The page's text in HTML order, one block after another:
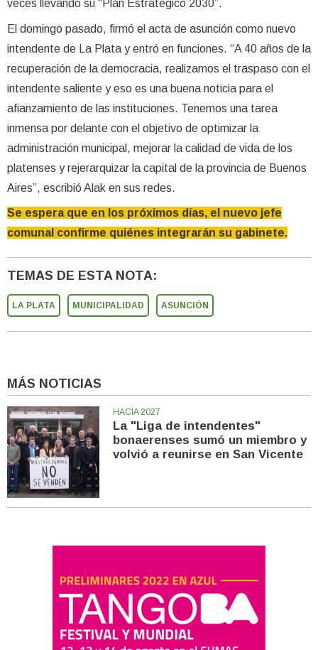
veces llevando su “Plan Estratégico 2030”.
El domingo pasado, firmó el acta de asunción como nuevo
intendente de La Plata y entró en funciones. “A 40 años de la
recuperación de la democracia, realizamos el traspaso con el
intendente saliente y eso es una buena noticia para el
afianzamiento de las instituciones. Tenemos una tarea
inmensa por delante con el objetivo de optimizar la
administración municipal, mejorar la calidad de vida de los
platenses y rejerarquizar la capital de la provincia de Buenos
Aires”, escribió Alak en sus redes.
Se espera que en los próximos días, el nuevo jefe
comunal confirme quiénes integrarán su gabinete.
TEMAS DE ESTA NOTA:
LA PLATA MUNICIPALIDAD ASUNCIÓN
MÁS NOTICIAS
HACIA 2027
La "Liga de intendentes"
bonaerenses sumó un miembro y
volvió a reunirse en San Vicente